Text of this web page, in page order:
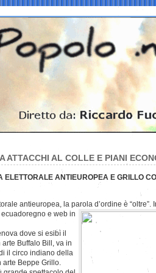
ATTACCHI AL COLLE E PIANI
ELETTORALE ANTIEUROPEA E GRILLO
antieuropea, la parola d’ordine è “oltre”.
e web in
dove si esibì il
Buffalo Bill, va in
il circo indiano della
arte Beppe Grillo.